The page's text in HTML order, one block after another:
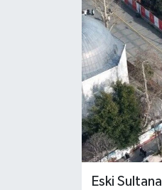
Eski
TEKNOLOJİ
TİCARET